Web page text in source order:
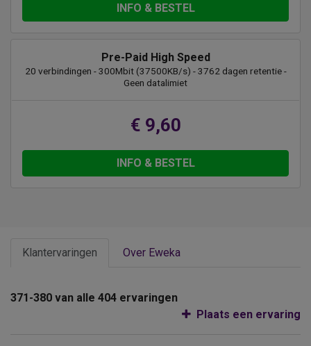
INFO & BESTEL
Pre-Paid High Speed
20 verbindingen - 300Mbit (37500KB/s) - 3762 dagen retentie -
Geen datalimiet
€ 9,60
INFO & BESTEL
Klantervaringen Over Eweka
371-380 van alle 404 ervaringen
Plaats een ervaring